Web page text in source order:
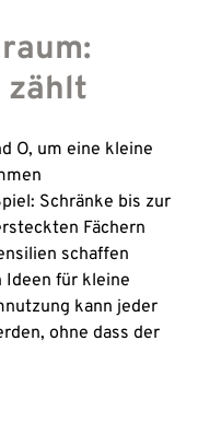
zählt
O, um eine kleine
Schränke bis zur
Fächern
schaffen
Ideen für kleine
kann jeder
ohne dass der